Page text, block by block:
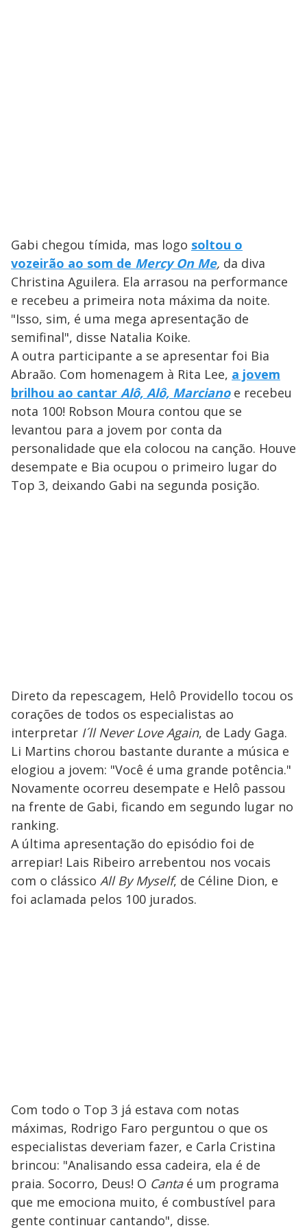
Gabi chegou tímida, mas logo soltou o
vozeirão ao som de Mercy On Me, da diva
Christina Aguilera. Ela arrasou na performance
e recebeu a primeira nota máxima da noite.
"Isso, sim, é uma mega apresentação de
semifinal", disse Natalia Koike.
A outra participante a se apresentar foi Bia
Abraão. Com homenagem à Rita Lee, a jovem
brilhou ao cantar Alô, Alô, Marcianoe recebeu
nota 100! Robson Moura contou que se
levantou para a jovem por conta da
personalidade que ela colocou na canção. Houve
desempate e Bia ocupou o primeiro lugar do
Top 3, deixando Gabi na segunda posição.
Direto da repescagem, Helô Providello tocou os
corações de todos os especialistas ao
interpretar I´ll Never Love Again, de Lady Gaga.
Li Martins chorou bastante durante a música e
elogiou a jovem: "Você é uma grande potência."
Novamente ocorreu desempate e Helô passou
na frente de Gabi, ficando em segundo lugar no
ranking.
A última apresentação do episódio foi de
arrepiar! Lais Ribeiro arrebentou nos vocais
com o clássico All By Myself, de Céline Dion, e
foi aclamada pelos 100 jurados.
Com todo o Top 3 já estava com notas
máximas, Rodrigo Faro perguntou o que os
especialistas deveriam fazer, e Carla Cristina
brincou: "Analisando essa cadeira, ela é de
praia. Socorro, Deus! O Cantaé um programa
que me emociona muito, é combustível para
gente continuar cantando", disse.